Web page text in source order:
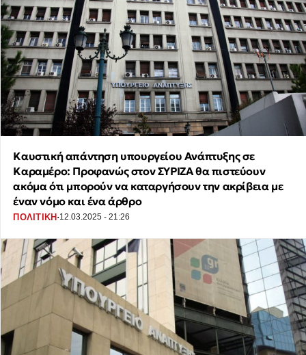
Καυστική απάντηση υπουργείου Ανάπτυξης σε
Καραμέρο: Προφανώς στον ΣΥΡΙΖΑ θα πιστεύουν
ακόμα ότι μπορούν να καταργήσουν την ακρίβεια με
έναν νόμο και ένα άρθρο
ΠΟΛΙΤΙΚΗ·12.03.2025 - 21:26